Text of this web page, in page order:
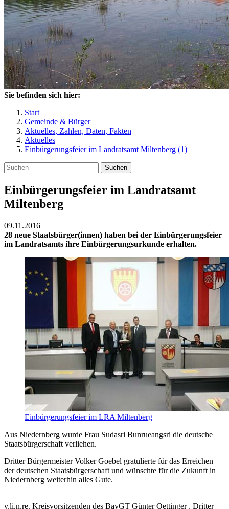
Sie befinden sich hier:
Start
Gemeinde & Bürger
Aktuelles, Zahlen, Daten, Fakten
Aktuelles
Einbürgerungsfeier im Landratsamt Miltenberg (1)
Suchen
Einbürgerungsfeier im Landratsamt
Miltenberg
09.11.2016
28 neue Staatsbürger(innen) haben bei der Einbürgerungsfeier
im Landratsamts ihre Einbürgerungsurkunde erhalten.
Einbürgerungsfeier im LRA Miltenberg
Aus Niedernberg wurde Frau Sudasri Bunrueangsri die deutsche
Staatsbürgerschaft verliehen.
Dritter Bürgermeister Volker Goebel gratulierte für das Erreichen
der deutschen Staatsbürgerschaft und wünschte für die Zukunft in
Niedernberg weiterhin alles Gute.
v.li.n.re. Kreisvorsitzenden des BayGT Günter Oettinger , Dritter